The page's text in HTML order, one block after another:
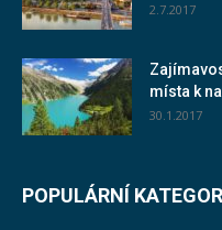
2.7.2017
místa k
30.1.2017
POPULÁRNÍ